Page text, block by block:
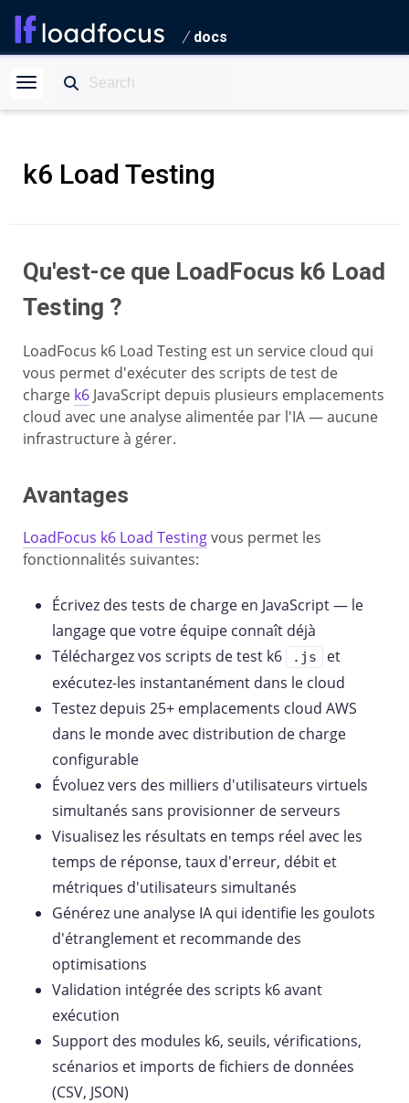
docs
k6 Load Testing
Qu'est-ce que LoadFocus k6 Load
Testing ?
LoadFocus k6 Load Testing est un service cloud qui
vous permet d'exécuter des scripts de test de
charge k6 JavaScript depuis plusieurs emplacements
cloud avec une analyse alimentée par l'IA — aucune
infrastructure à gérer.
Avantages
LoadFocus k6 Load Testingvous permet les
fonctionnalités suivantes:
Écrivez des tests de charge en JavaScript — le
langage que votre équipe connaît déjà
Téléchargez vos scripts de test k6
.js
et
exécutez-les instantanément dans le cloud
Testez depuis 25+ emplacements cloud AWS
dans le monde avec distribution de charge
configurable
Évoluez vers des milliers d'utilisateurs virtuels
simultanés sans provisionner de serveurs
Visualisez les résultats en temps réel avec les
temps de réponse, taux d'erreur, débit et
métriques d'utilisateurs simultanés
Générez une analyse IA qui identifie les goulots
d'étranglement et recommande des
optimisations
Validation intégrée des scripts k6 avant
exécution
Support des modules k6, seuils, vérifications,
scénarios et imports de fichiers de données
(CSV, JSON)